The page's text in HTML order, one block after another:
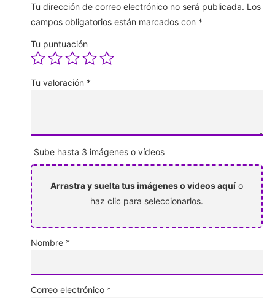
Tu dirección de correo electrónico no será publicada. Los
campos obligatorios están marcados con *
Tu puntuación
Tu valoración *
Sube hasta 3 imágenes o vídeos
Arrastra y suelta tus imágenes o videos aquí o
haz clic para seleccionarlos.
Nombre *
Correo electrónico *